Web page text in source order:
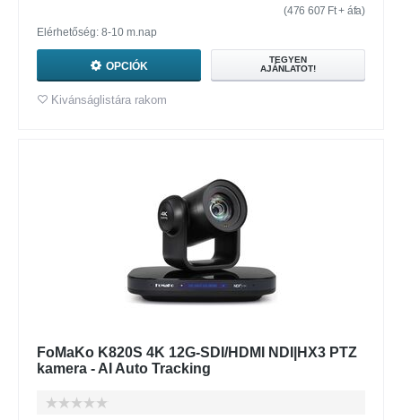
(476 607 Ft+ áfa)
Elérhetőség: 8-10 m.nap
OPCIÓK
TEGYEN
AJÁNLATOT!
Kivánságlistára rakom
FoMaKo K820S 4K 12G-SDI/HDMI NDI|HX3 PTZ
kamera - AI Auto Tracking